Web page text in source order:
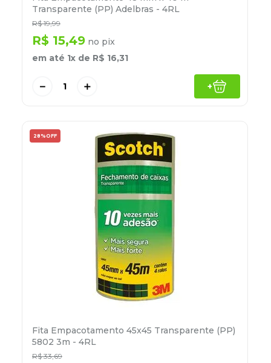
Transparente (PP) Adelbras - 4RL
R$ 19,99
R$ 15,49 no pix
em até 1x de R$ 16,31
＋
－ +
28% OFF
Fita Empacotamento 45x45 Transparente (PP)
5802 3m - 4RL
R$ 33,69
º desinfetante
º marca texto